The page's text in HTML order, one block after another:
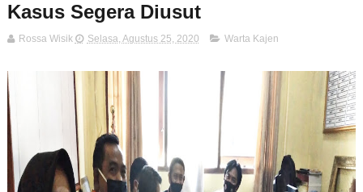
Kasus Segera Diusut
Rossa Wisik Selasa, Agustus 25, 2020 Warta Kajen